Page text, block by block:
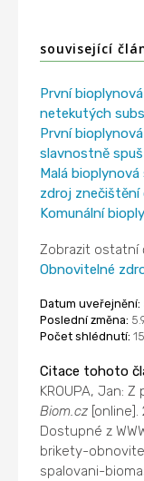
související
První
netekutých
První
slavnostně
Malá
zdroj znečištění
Komunální
Zobrazit ostatní
Obnovitelné
Datum uveřejnění:
Poslední změna:
Počet shlédnutí:
Citace tohoto
KROUPA, Jan:
Biom.cz
Dostupné z
brikety-
spalovani-